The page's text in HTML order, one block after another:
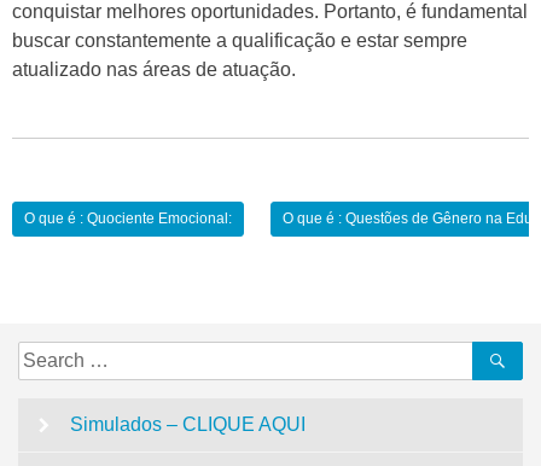
conquistar melhores oportunidades. Portanto, é fundamental
buscar constantemente a qualificação e estar sempre
atualizado nas áreas de atuação.
Navegação
O que é : Quociente Emocional: O que é : Questões de Gênero na
Search
for:
Simulados – CLIQUE AQUI